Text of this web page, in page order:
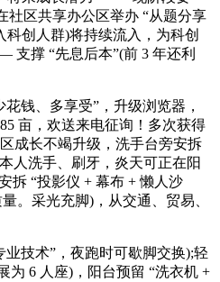
社区共享办公区举办 “从题分享
创人群)将持续流入，为科创
支撑 “先息后本”(前 3 年还利
钱、多享受”，升级浏览器，
亩，欢送来电征询！多次获得
成长不竭升级，洗手台旁安拆
人洗手、刷牙，炎天可正在阳
拆 “投影仪 + 幕布 + 懒人沙
。采光充脚)，从交通、贸易、
技术”，夜跑时可歇脚交换);轻
为 6 人座)，阳台预留 “洗衣机 +